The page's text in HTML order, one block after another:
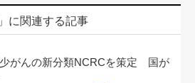
に関連する記事
がんの新分類NCRCを策定 国が